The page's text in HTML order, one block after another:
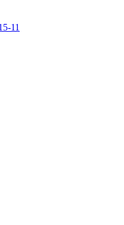
11